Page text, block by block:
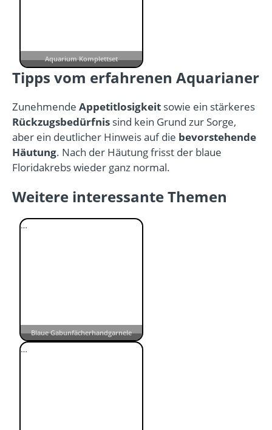
Aquarium Komplettset
Tipps vom erfahrenen Aquarianer
Zunehmende Appetitlosigkeit sowie ein stärkeres
Rückzugsbedürfnis sind kein Grund zur Sorge,
aber ein deutlicher Hinweis auf die bevorstehende
Häutung. Nach der Häutung frisst der blaue
Floridakrebs wieder ganz normal.
Weitere interessante Themen
Blaue Gabunfächerhandgarnele
…
…